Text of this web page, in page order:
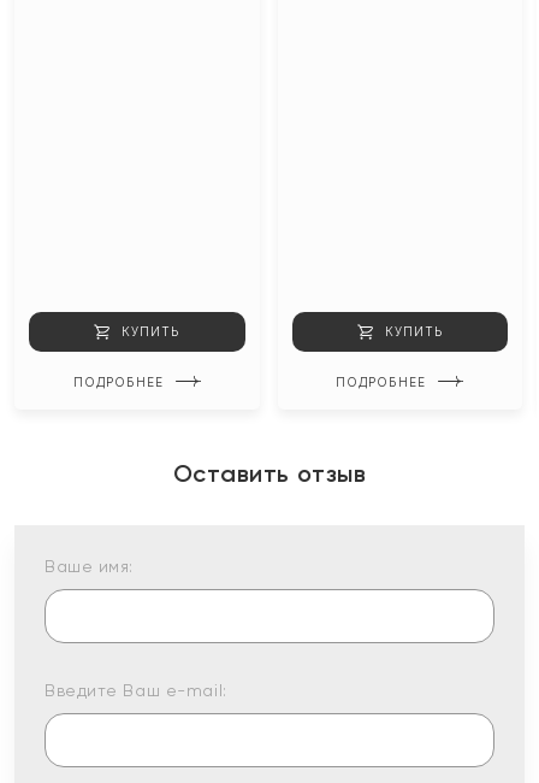
КУПИТЬ
ПОДРОБНЕЕ
КУПИТЬ
ПОДРОБНЕЕ
Оставить отзыв
Ваше имя:
Введите Ваш e-mail: